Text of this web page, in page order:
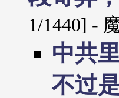
1/1440] -
中共
不过